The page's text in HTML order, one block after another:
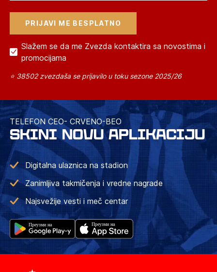
Slažem se da me Zvezda kontaktira sa novostima i
promocijama
⭐ 38502 zvezdaša se prijavilo u toku sezone 2025/26
TELEFON CEO- CRVENO-BEO
SKINI NOVU APLIKACIJU
Digitalna ulaznica na stadion
Zanimljiva takmičenja i vredne nagrade
Najsvežije vesti i meč centar